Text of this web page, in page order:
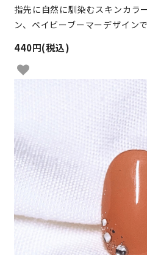
指先に自然に馴染むスキンカラ
ン、ベイビーブーマーデザインで
440円(税込)